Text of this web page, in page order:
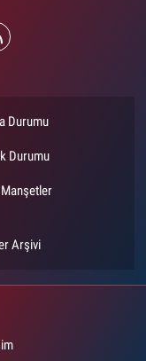
Durumu
Durumu
Arşivi